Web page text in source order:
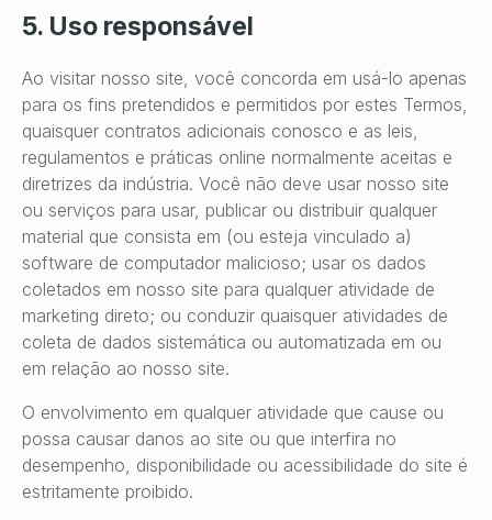
5. Uso responsável
Ao visitar nosso site, você concorda em usá-lo apenas
para os fins pretendidos e permitidos por estes Termos,
quaisquer contratos adicionais conosco e as leis,
regulamentos e práticas online normalmente aceitas e
diretrizes da indústria. Você não deve usar nosso site
ou serviços para usar, publicar ou distribuir qualquer
material que consista em (ou esteja vinculado a)
software de computador malicioso; usar os dados
coletados em nosso site para qualquer atividade de
marketing direto; ou conduzir quaisquer atividades de
coleta de dados sistemática ou automatizada em ou
em relação ao nosso site.
O envolvimento em qualquer atividade que cause ou
possa causar danos ao site ou que interfira no
desempenho, disponibilidade ou acessibilidade do site é
estritamente proibido.